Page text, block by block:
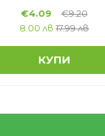
€4.09 €9.20
8.00 лв 17.99 лв
КУПИ